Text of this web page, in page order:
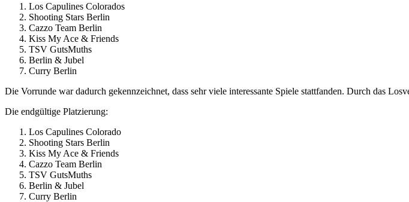
Los Capulines Colorados
Shooting Stars Berlin
Cazzo Team Berlin
Kiss My Ace & Friends
TSV GutsMuths
Berlin & Jubel
Curry Berlin
Die Vorrunde war dadurch gekennzeichnet, dass sehr viele interessante Spiele stattfanden. Durch das
Die endgültige Platzierung:
Los Capulines Colorado
Shooting Stars Berlin
Kiss My Ace & Friends
Cazzo Team Berlin
TSV GutsMuths
Berlin & Jubel
Curry Berlin